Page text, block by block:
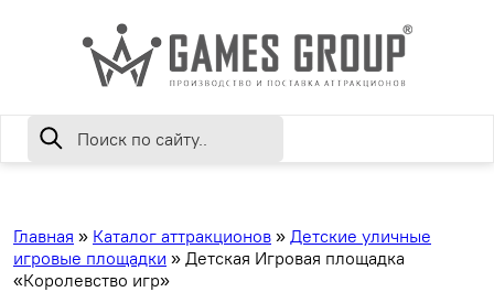
Главная » Каталог аттракционов » Детские уличные
игровые площадки » Детская Игровая площадка
«Королевство игр»